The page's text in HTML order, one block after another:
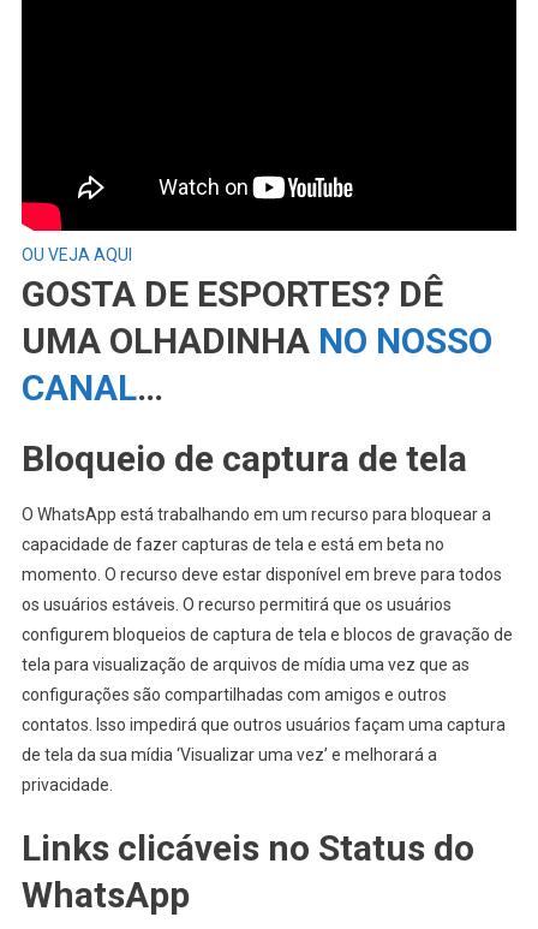
OU VEJA AQUI
GOSTA DE ESPORTES? DÊ
UMA OLHADINHA NO NOSSO
CANAL…
Bloqueio de captura de tela
O WhatsApp está trabalhando em um recurso para bloquear a
capacidade de fazer capturas de tela e está em beta no
momento. O recurso deve estar disponível em breve para todos
os usuários estáveis. O recurso permitirá que os usuários
configurem bloqueios de captura de tela e blocos de gravação de
tela para visualização de arquivos de mídia uma vez que as
configurações são compartilhadas com amigos e outros
contatos. Isso impedirá que outros usuários façam uma captura
de tela da sua mídia ‘Visualizar uma vez’ e melhorará a
privacidade.
Links clicáveis ​​no Status do
WhatsApp